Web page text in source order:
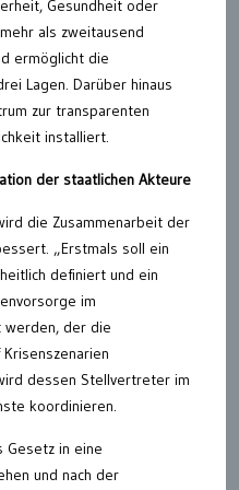
Gesundheit oder
als zweitausend
ermöglicht die
Lagen. Darüber hinaus
zur transparenten
installiert.
der staatlichen Akteure
die Zusammenarbeit der
„Erstmals soll ein
definiert und ein
im
werden, der die
dessen Stellvertreter im
koordinieren.
Gesetz in eine
und nach der